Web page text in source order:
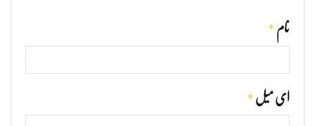
نام *
ای میل *